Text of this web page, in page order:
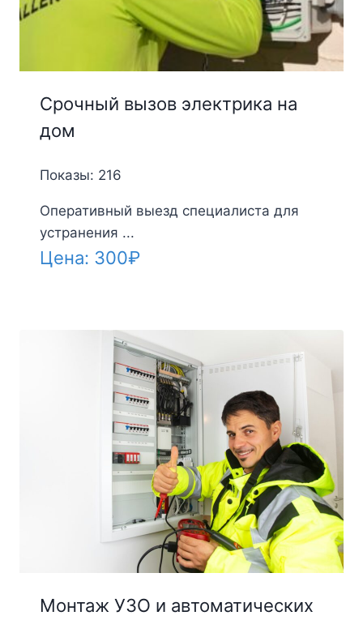
Срочный вызов электрика на
дом
Показы: 216
Оперативный выезд специалиста для
устранения ...
Цена: 300₽
Монтаж УЗО и автоматических